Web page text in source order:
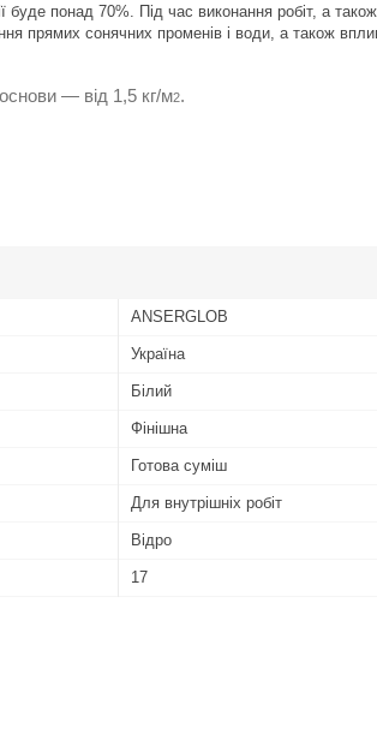
буде понад 70%. Під час виконання робіт, а
прямих сонячних променів і води, а також
— від 1,5 кг/м2.
ANSERGLOB
Україна
Білий
Фінішна
Готова суміш
Для внутрішніх робіт
Відро
17